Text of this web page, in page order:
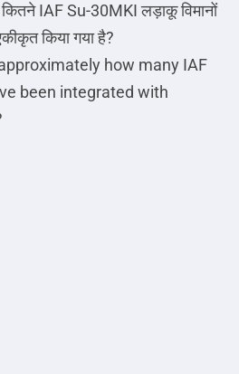
कितनेIAF Su-30MKIलड़ाकूविमानों
कियागयाहै?
how many IAF
been integrated with